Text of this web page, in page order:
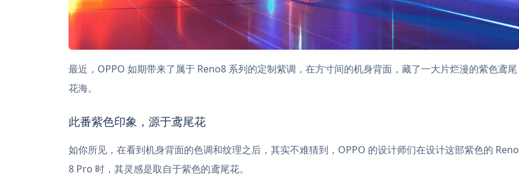
最近，OPPO 如期带来了属于 Reno8 系列的定制紫调，在方寸间的机身背面，藏了一大片烂漫的紫色鸢尾
花海。
此番紫色印象，源于鸢尾花
如你所见，在看到机身背面的色调和纹理之后，其实不难猜到，OPPO 的设计师们在设计这部紫色的 Reno
8 Pro 时，其灵感是取自于紫色的鸢尾花。